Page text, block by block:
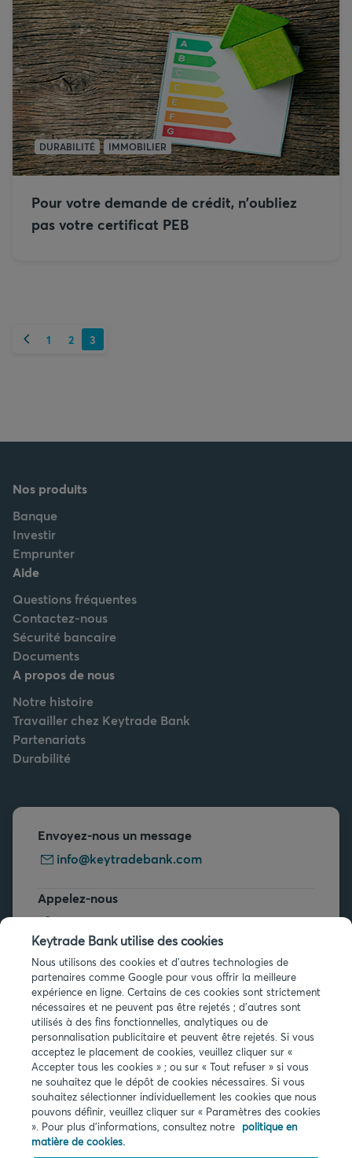
DURABILITÉ IMMOBILIER
Pour votre demande de crédit, n’oubliez
pas votre certificat PEB
Précédent
1 2 3
Nos produits
Banque
Investir
Emprunter
Aide
Questions fréquentes
Contactez-nous
Sécurité bancaire
Documents
A propos de nous
Notre histoire
Travailler chez Keytrade Bank
Partenariats
Durabilité
Envoyez-nous un message
info@keytradebank.com
Appelez-nous
+32 2 679 90 00
Vous avez des questions ?
Questions fréquentes
Infos légales
Privacy
Cookies
PSD2
Keytrade Bank utilise des cookies
Nous utilisons des cookies et d'autres technologies de
partenaires comme Google pour vous offrir la meilleure
expérience en ligne. Certains de ces cookies sont strictement
nécessaires et ne peuvent pas être rejetés ; d'autres sont
utilisés à des fins fonctionnelles, analytiques ou de
personnalisation publicitaire et peuvent être rejetés. Si vous
acceptez le placement de cookies, veuillez cliquer sur «
Accepter tous les cookies » ; ou sur « Tout refuser » si vous
ne souhaitez que le dépôt de cookies nécessaires. Si vous
souhaitez sélectionner individuellement les cookies que nous
pouvons définir, veuillez cliquer sur « Paramètres des cookies
». Pour plus d'informations, consultez notre politique en
matière de cookies.